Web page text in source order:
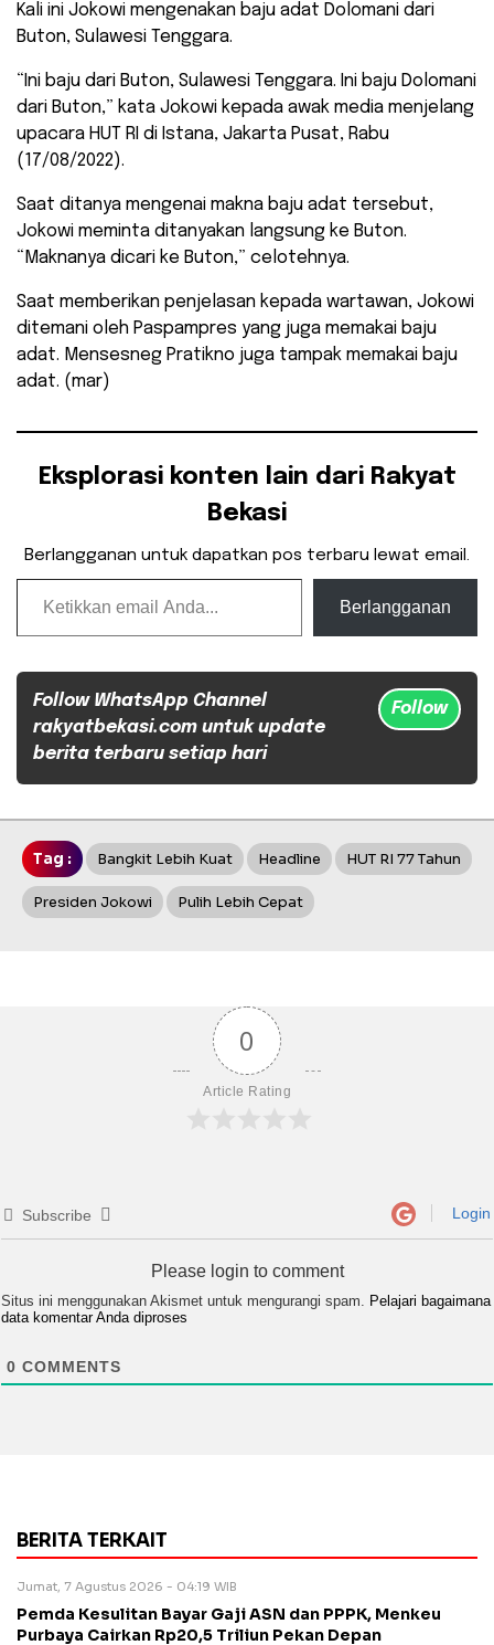
Kali ini Jokowi mengenakan baju adat Dolomani dari
Buton, Sulawesi Tenggara.
“Ini baju dari Buton, Sulawesi Tenggara. Ini baju Dolomani
dari Buton,” kata Jokowi kepada awak media menjelang
upacara HUT RI di Istana, Jakarta Pusat, Rabu
(17/08/2022).
Saat ditanya mengenai makna baju adat tersebut,
Jokowi meminta ditanyakan langsung ke Buton.
“Maknanya dicari ke Buton,” celotehnya.
Saat memberikan penjelasan kepada wartawan, Jokowi
ditemani oleh Paspampres yang juga memakai baju
adat. Mensesneg Pratikno juga tampak memakai baju
adat. (mar)
Eksplorasi konten lain dari Rakyat
Bekasi
Berlangganan untuk dapatkan pos terbaru lewat email.
Ketikkan email Anda...
Berlangganan
Follow WhatsApp Channel
rakyatbekasi.com untuk update
berita terbaru setiap hari
Follow
Tag : Bangkit Lebih Kuat Headline HUT RI 77 Tahun
Presiden Jokowi Pulih Lebih Cepat
0
Article Rating
Subscribe Login
Please login to comment
Situs ini menggunakan Akismet untuk mengurangi spam. Pelajari bagaimana
data komentar Anda diproses
0 COMMENTS
BERITA TERKAIT
Jumat, 7 Agustus 2026 - 04:19 WIB
Pemda Kesulitan Bayar Gaji ASN dan PPPK, Menkeu
Purbaya Cairkan Rp20,5 Triliun Pekan Depan